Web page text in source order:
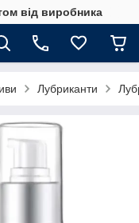
від виробника
Лубриканти